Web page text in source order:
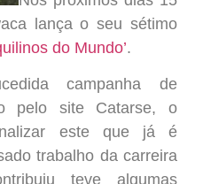
lança o seu sétimo
do Mundo’
campanha de
pelo site Catarse, o
este que já é
trabalho da carreira
teve algumas